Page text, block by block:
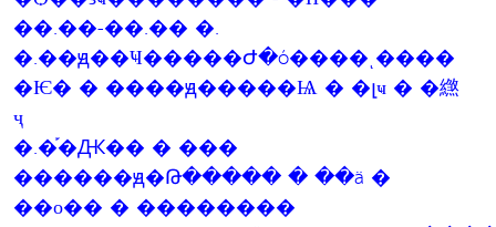
��.��-��.�� �.
�.��ԭ��Ҹ�����Ժ�ó����ͺ����
�Ѥ� � ����ԭ�����Ѩ � �լҹ � �繺
ҷ
�.�֡�Ԫ�� � ���
������ԭ�Թ����� � ��ä �
��о�� � ��������